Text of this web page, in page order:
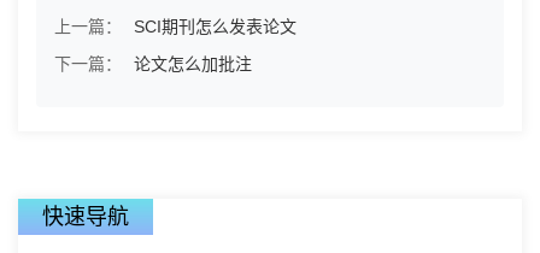
上一篇：
SCI期刊怎么发表论文
下一篇：
论文怎么加批注
快速导航